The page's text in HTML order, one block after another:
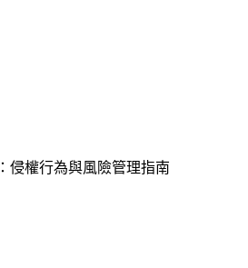
侵權行為與風險管理指南